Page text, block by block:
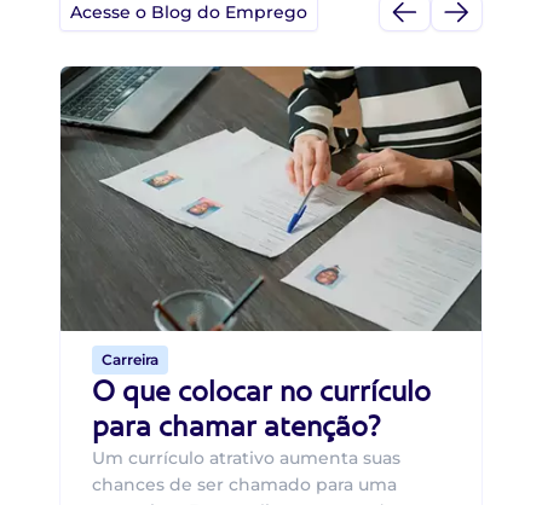
Acesse o Blog do Emprego
Carreira
O que colocar no currículo
para chamar atenção?
Um currículo atrativo aumenta suas
chances de ser chamado para uma